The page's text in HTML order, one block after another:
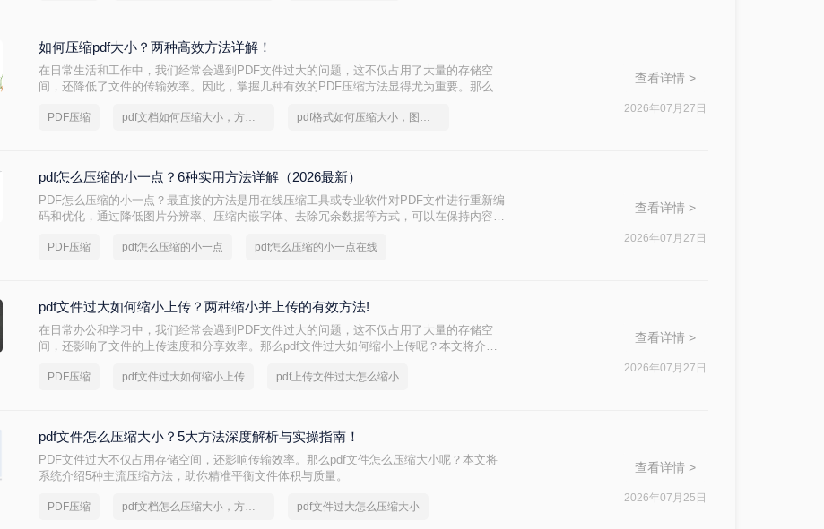
如何压缩pdf大小？两种高效方法详解！
在日常生活和工作中，我们经常会遇到PDF文件过大的问题，这不仅占用了大量的存储空
间，还降低了文件的传输效率。因此，掌握几种有效的PDF压缩方法显得尤为重要。那么如
PDF压缩 pdf文档如何压缩大小，方法详解 pdf格式如何压缩大小，图文详解
查看详情 >
2026年07月27日
pdf怎么压缩的小一点？6种实用方法详解（2026最新）
PDF怎么压缩的小一点？最直接的方法是用在线压缩工具或专业软件对PDF文件进行重新编
码和优化，通过降低图片分辨率、压缩内嵌字体、去除冗余数据等方式，可以在保持内容可
PDF压缩 pdf怎么压缩的小一点 pdf怎么压缩的小一点在线
查看详情 >
2026年07月27日
pdf文件过大如何缩小上传？两种缩小并上传的有效方法!
在日常办公和学习中，我们经常会遇到PDF文件过大的问题，这不仅占用了大量的存储空
间，还影响了文件的上传速度和分享效率。那么pdf文件过大如何缩小上传呢？本文将介绍
PDF压缩 pdf文件过大如何缩小上传 pdf上传文件过大怎么缩小
查看详情 >
2026年07月27日
pdf文件怎么压缩大小？5大方法深度解析与实操指南！
PDF文件过大不仅占用存储空间，还影响传输效率。那么pdf文件怎么压缩大小呢？本文将
系统介绍5种主流压缩方法，助你精准平衡文件体积与质量。
PDF压缩 pdf文档怎么压缩大小，方法详细解析 pdf文件过大怎么压缩大小
查看详情 >
2026年07月25日